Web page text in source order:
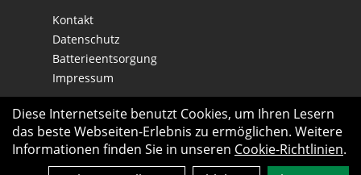
Kontakt
Datenschutz
Batterieentsorgung
Impressum
Diese Internetseite benutzt Cookies, um Ihren Lesern
das beste Webseiten-Erlebnis zu ermöglichen. Weitere
Informationen finden Sie in unseren Cookie-Richtlinien.